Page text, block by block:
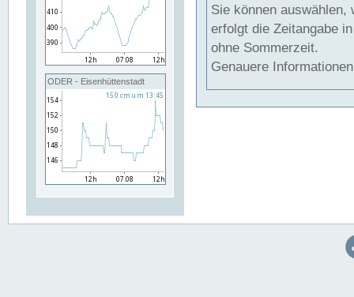
ODER - Eisenhüttenstadt
Sie können auswählen,
erfolgt die Zeitangabe
ohne Sommerzeit.
Genauere